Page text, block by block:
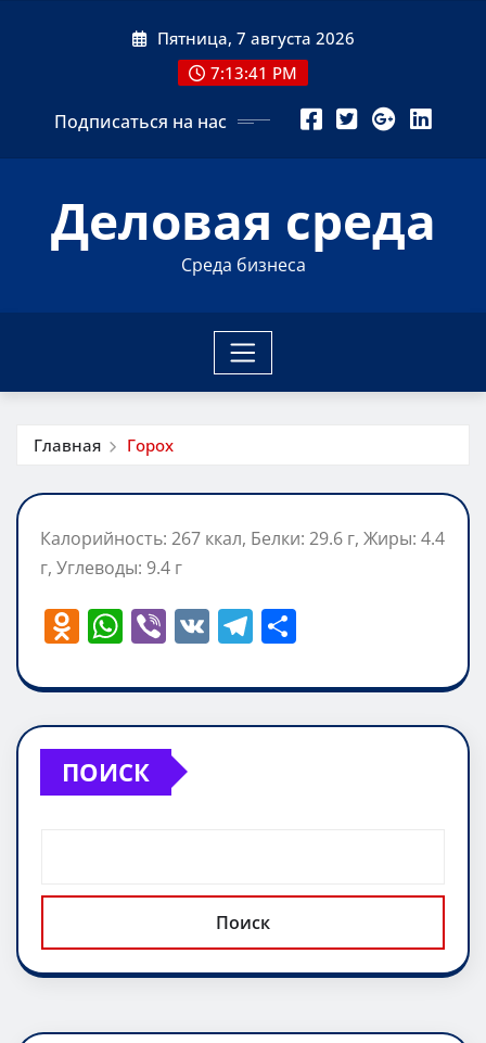
Пятница, 7 августа 2026
7:13:41 PM
Подписаться на нас
Деловая среда
Среда бизнеса
Главная Горох
Калорийность: 267 ккал, Белки: 29.6 г, Жиры: 4.4
г, Углеводы: 9.4 г
O
n
o
kl
a
ki
W
at
s
A
p
Vi
er
V T
e
gr
п
р
ь
ПОИСК
Поиск